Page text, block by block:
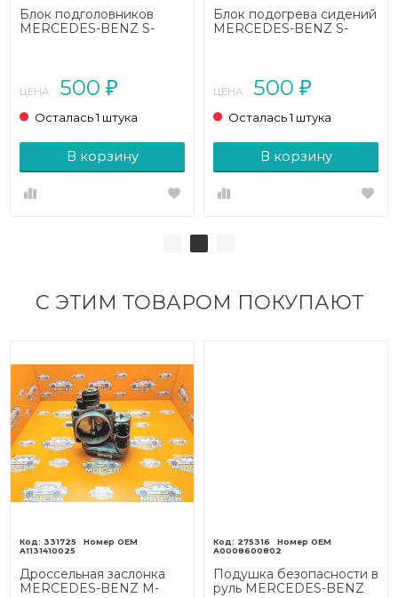
Блок подголовников
MERCEDES-BENZ S-
ЦЕНА: 500 ₽
Осталась 1 штука
В корзину
Блок подогрева сидений
MERCEDES-BENZ S-
ЦЕНА: 500 ₽
Осталась 1 штука
В корзину
С ЭТИМ ТОВАРОМ ПОКУПАЮТ
331725
A1131410025
Дроссельная заслонка
MERCEDES-BENZ M-
275316
A0008600802
Подушка безопасности в
руль MERCEDES-BENZ